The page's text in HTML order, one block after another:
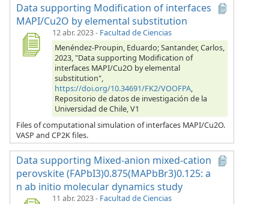
Data supporting Modification of interfaces
MAPI/Cu2O by elemental substitution
12 abr. 2023- Facultad de Ciencias
Menéndez-Proupin, Eduardo; Santander, Carlos,
2023, "Data supporting Modification of
interfaces MAPI/Cu2O by elemental
substitution",
https://doi.org/10.34691/FK2/VOOFPA,
Repositorio de datos de investigación de la
Universidad de Chile, V1
Files of computational simulation of interfaces MAPI/Cu2O.
VASP and CP2K files.
Data supporting Mixed-anion mixed-cation
perovskite (FAPbI3)0.875(MAPbBr3)0.125: a
n ab initio molecular dynamics study
11 abr. 2023- Facultad de Ciencias